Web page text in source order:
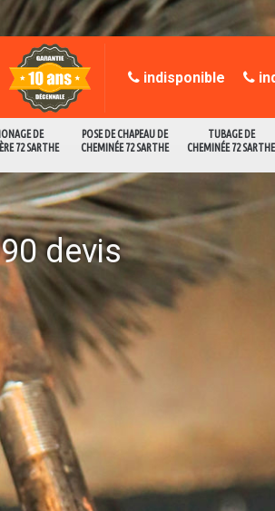
DE
72 SARTHE
POSE DE CHAPEAU DE
CHEMINÉE 72 SARTHE
TUBAGE DE
CHEMINÉE 72 SARTHE
indisponible
devis